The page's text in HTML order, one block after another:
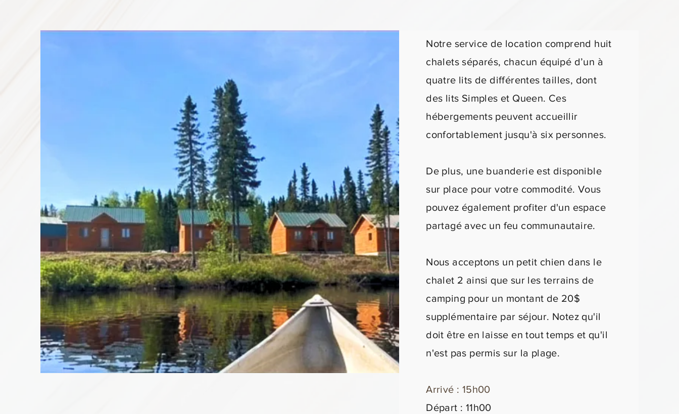
Notre service de location comprend huit
chalets séparés, chacun équipé d’un à
quatre lits de différentes tailles, dont
des lits Simples et Queen. Ces
hébergements peuvent accueillir
confortablement jusqu'à six personnes.
De plus, une buanderie est disponible
sur place pour votre commodité. Vous
pouvez également profiter d'un espace
partagé avec un feu communautaire.
Nous acceptons un petit chien dans le
chalet 2 ainsi que sur les terrains de
camping pour un montant de 20$
supplémentaire par séjour. Notez qu'il
doit être en laisse en tout temps et qu'il
n'est pas permis sur la plage.
Arrivé : 15h00
Départ : 11h00